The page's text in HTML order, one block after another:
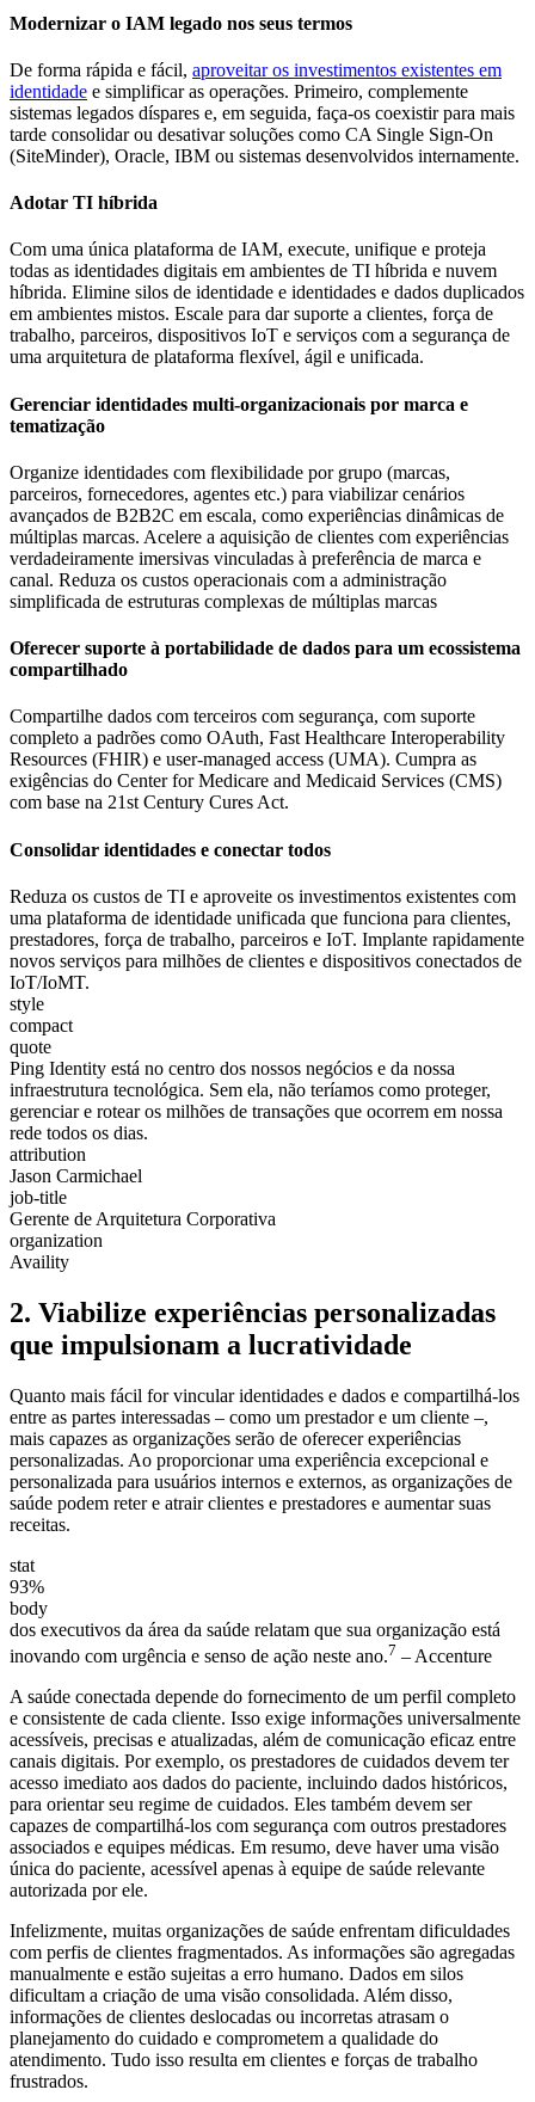
Modernizar o IAM legado nos seus termos
De forma rápida e fácil, aproveitar os investimentos existentes em
identidade e simplificar as operações. Primeiro, complemente
sistemas legados díspares e, em seguida, faça-os coexistir para mais
tarde consolidar ou desativar soluções como CA Single Sign-On
(SiteMinder), Oracle, IBM ou sistemas desenvolvidos internamente.
Adotar TI híbrida
Com uma única plataforma de IAM, execute, unifique e proteja
todas as identidades digitais em ambientes de TI híbrida e nuvem
híbrida. Elimine silos de identidade e identidades e dados duplicados
em ambientes mistos. Escale para dar suporte a clientes, força de
trabalho, parceiros, dispositivos IoT e serviços com a segurança de
uma arquitetura de plataforma flexível, ágil e unificada.
Gerenciar identidades multi-organizacionais por marca e
tematização
Organize identidades com flexibilidade por grupo (marcas,
parceiros, fornecedores, agentes etc.) para viabilizar cenários
avançados de B2B2C em escala, como experiências dinâmicas de
múltiplas marcas. Acelere a aquisição de clientes com experiências
verdadeiramente imersivas vinculadas à preferência de marca e
canal. Reduza os custos operacionais com a administração
simplificada de estruturas complexas de múltiplas marcas
Oferecer suporte à portabilidade de dados para um ecossistema
compartilhado
Compartilhe dados com terceiros com segurança, com suporte
completo a padrões como OAuth, Fast Healthcare Interoperability
Resources (FHIR) e user-managed access (UMA). Cumpra as
exigências do Center for Medicare and Medicaid Services (CMS)
com base na 21st Century Cures Act.
Consolidar identidades e conectar todos
Reduza os custos de TI e aproveite os investimentos existentes com
uma plataforma de identidade unificada que funciona para clientes,
prestadores, força de trabalho, parceiros e IoT. Implante rapidamente
novos serviços para milhões de clientes e dispositivos conectados de
IoT/IoMT.
style
compact
quote
Ping Identity está no centro dos nossos negócios e da nossa
infraestrutura tecnológica. Sem ela, não teríamos como proteger,
gerenciar e rotear os milhões de transações que ocorrem em nossa
rede todos os dias.
attribution
Jason Carmichael
job-title
Gerente de Arquitetura Corporativa
organization
Availity
2. Viabilize experiências personalizadas
que impulsionam a lucratividade
Quanto mais fácil for vincular identidades e dados e compartilhá-los
entre as partes interessadas – como um prestador e um cliente –,
mais capazes as organizações serão de oferecer experiências
personalizadas. Ao proporcionar uma experiência excepcional e
personalizada para usuários internos e externos, as organizações de
saúde podem reter e atrair clientes e prestadores e aumentar suas
receitas.
stat
93%
body
dos executivos da área da saúde relatam que sua organização está
inovando com urgência e senso de ação neste ano.7 – Accenture
A saúde conectada depende do fornecimento de um perfil completo
e consistente de cada cliente. Isso exige informações universalmente
acessíveis, precisas e atualizadas, além de comunicação eficaz entre
canais digitais. Por exemplo, os prestadores de cuidados devem ter
acesso imediato aos dados do paciente, incluindo dados históricos,
para orientar seu regime de cuidados. Eles também devem ser
capazes de compartilhá-los com segurança com outros prestadores
associados e equipes médicas. Em resumo, deve haver uma visão
única do paciente, acessível apenas à equipe de saúde relevante
autorizada por ele.
Infelizmente, muitas organizações de saúde enfrentam dificuldades
com perfis de clientes fragmentados. As informações são agregadas
manualmente e estão sujeitas a erro humano. Dados em silos
dificultam a criação de uma visão consolidada. Além disso,
informações de clientes deslocadas ou incorretas atrasam o
planejamento do cuidado e comprometem a qualidade do
atendimento. Tudo isso resulta em clientes e forças de trabalho
frustrados.